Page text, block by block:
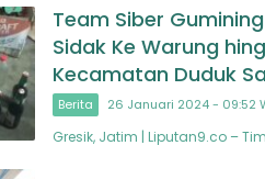
Team Siber
Sidak Ke Warung
Kecamatan Duduk
Berita 26 Januari 2024 - 09:52
Gresik, Jatim | Liputan9.co –